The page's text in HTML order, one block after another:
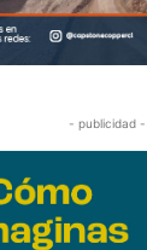
- publicidad -